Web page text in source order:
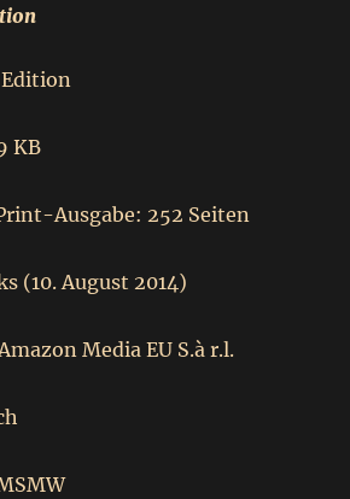
KB
Ausgabe: 252 Seiten
(10. August 2014)
Media EU S.à r.l.